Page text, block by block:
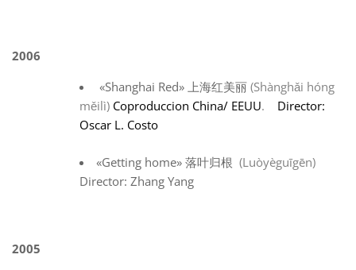
2006
«Shanghai Red» 上海红美丽 (Shànghǎi hóng
měilì) Coproduccion China/ EEUU. Director:
Oscar L. Costo
«Getting home» 落叶归根 (Luòyèguīgēn)
Director: Zhang Yang
2005